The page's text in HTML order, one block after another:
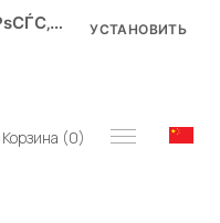
Корзина (0)
Zuma Р’Р»Р°РґРёРІРѕСЃС‚РѕРє УСТАНОВИТЬ